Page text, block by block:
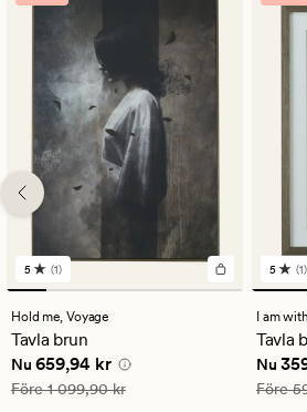
1
omdömen
med
ett
genomsnittligt
betyg
på
5
5 (1)
Hold me, Voyage
Tavla brun
Nuvarande pris
Nu 659,94 kr
Ordinarie pris 1 099,90 kr
Före1 099,90 kr
1
med
ett
på
5
5 (1)
I am
Tavla
Nu
Före